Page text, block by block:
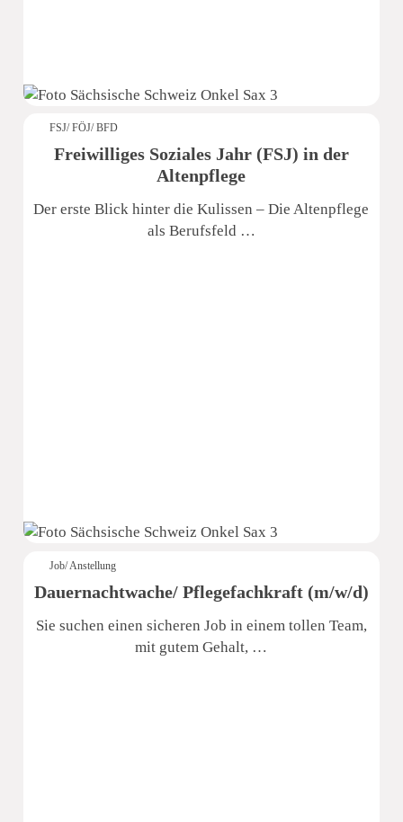
FSJ/ FÖJ/ BFD
Freiwilliges Soziales Jahr (FSJ) in der
Altenpflege
Der erste Blick hinter die Kulissen – Die Altenpflege
als Berufsfeld …
Job/ Anstellung
Dauernachtwache/ Pflegefachkraft (m/w/d)
Sie suchen einen sicheren Job in einem tollen Team,
mit gutem Gehalt, …